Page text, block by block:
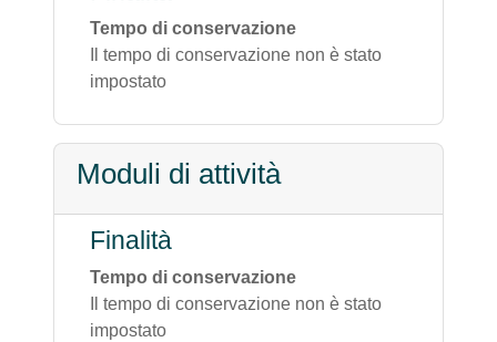
Tempo di conservazione
Il tempo di conservazione non è stato
impostato
Moduli di attività
Finalità
Tempo di conservazione
Il tempo di conservazione non è stato
impostato